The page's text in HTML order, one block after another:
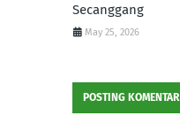
Secanggang
May 25, 2026
POSTING KOMENTAR